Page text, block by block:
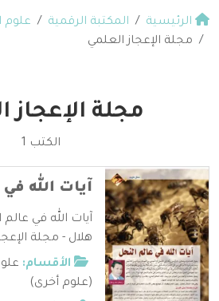
الرئيسية المكتبة الرقمية
علوم
مجلة الإعجاز العلمي
مجلة الإعجاز
الكتب 1
آيات الله
آيات الله في
هلال - مجلة
الأقسام:
(علوم أخرى)